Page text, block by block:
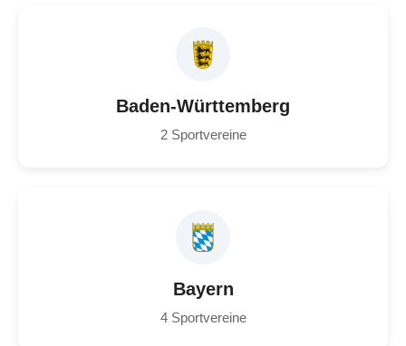
Baden-Württemberg
2 Sportvereine
Bayern
4 Sportvereine